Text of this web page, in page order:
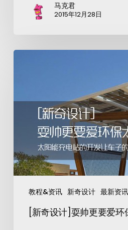
马克君
2015年12月28日
教程&资讯 新奇设计 最新资讯
[新奇设计]耍帅更要爱